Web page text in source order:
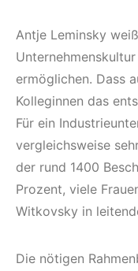
Antje Leminsky
ermöglichen. Dass
Kolleginnen das
Für ein
vergleichsweise
der rund 1400
Prozent, viele
Witkovsky in
Die nötigen